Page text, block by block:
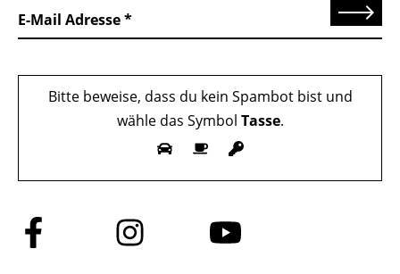
E-Mail Adresse Senden
Bitte beweise, dass du kein Spambot bist und
wähle das Symbol Tasse.
Folge
uns
Folge
uns
Folge